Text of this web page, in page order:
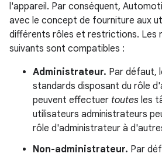
l'appareil. Par conséquent,
avec le concept de fourniture aux
différents rôles et restrictions. Les
suivants sont compatibles :
Administrateur. Par défaut,
standards disposant du rôle
peuvent effectuer toutes les
utilisateurs administrateurs
rôle d'administrateur à
Non-administrateur. Par